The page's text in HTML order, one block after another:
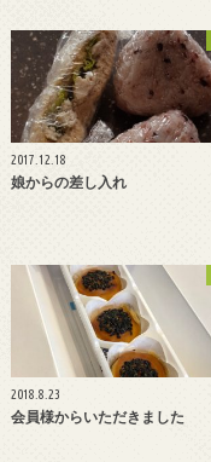
2017.12.18
娘からの差し入れ
2018.8.23
会員様からいただきました